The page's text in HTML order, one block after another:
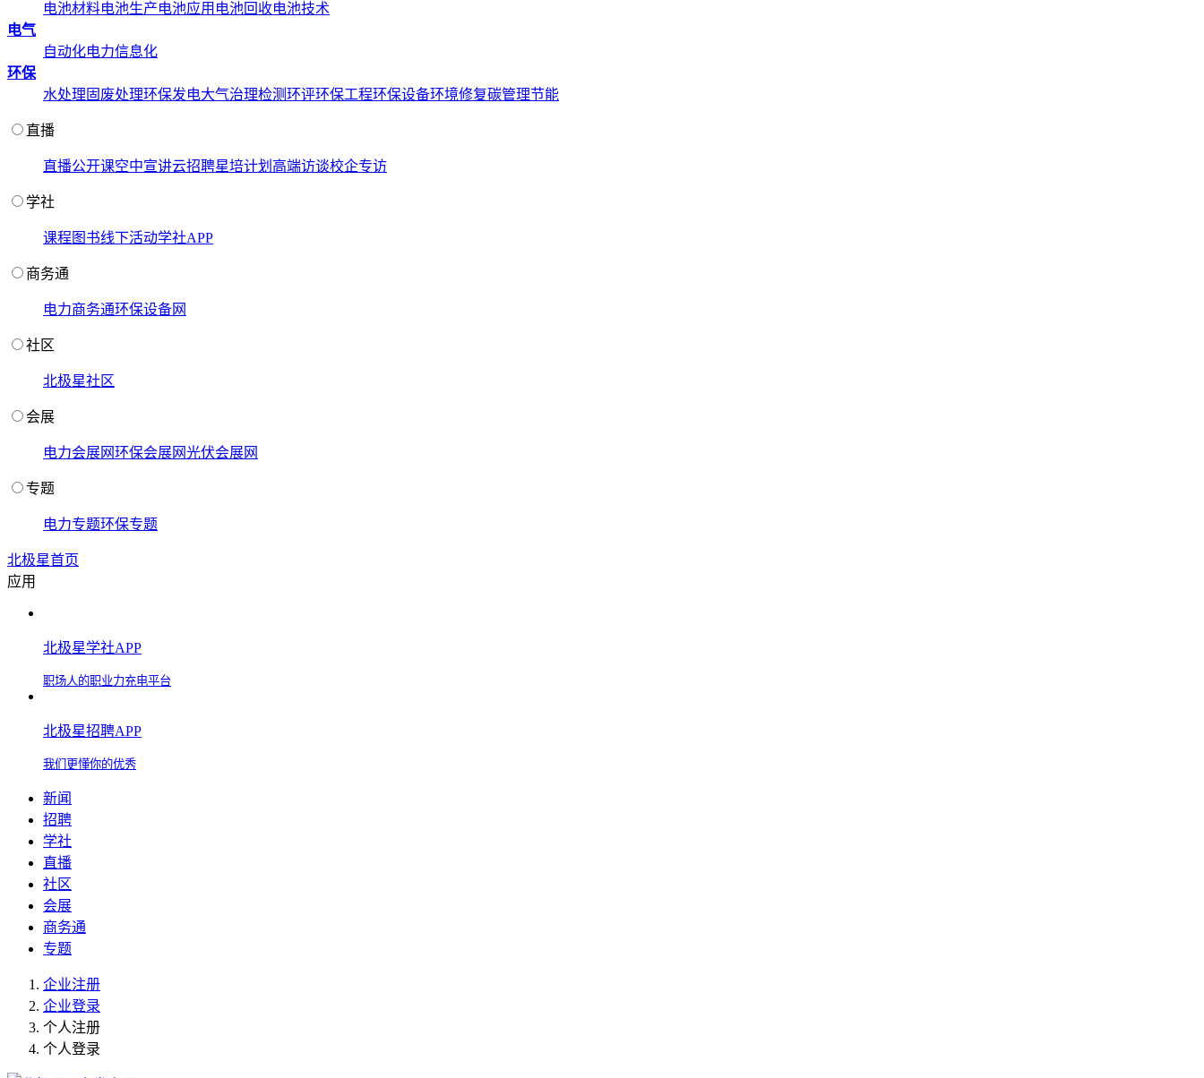
电池材料电池生产电池应用 电池回收电池技术
电气
自动化电力信息化
环保
水处理 固废处理环保发电大气治理检测环评环保工程环保设备环境修复碳管理节能
直播
直播公开课空中宣讲云招聘星培计划 高端访谈校企专访
学社
课程 图书线下活动学社APP
商务通
电力商务通环保设备网
社区
北极星社区
会展
电力会展网环保会展网光伏会展网
专题
电力专题环保专题
北极星首页
应用
北极星学社APP
职场人的职业力充电平台
北极星招聘APP
我们更懂你的优秀
新闻
招聘
学社
直播
社区
会展
商务通
专题
企业注册
企业登录
个人注册
个人登录